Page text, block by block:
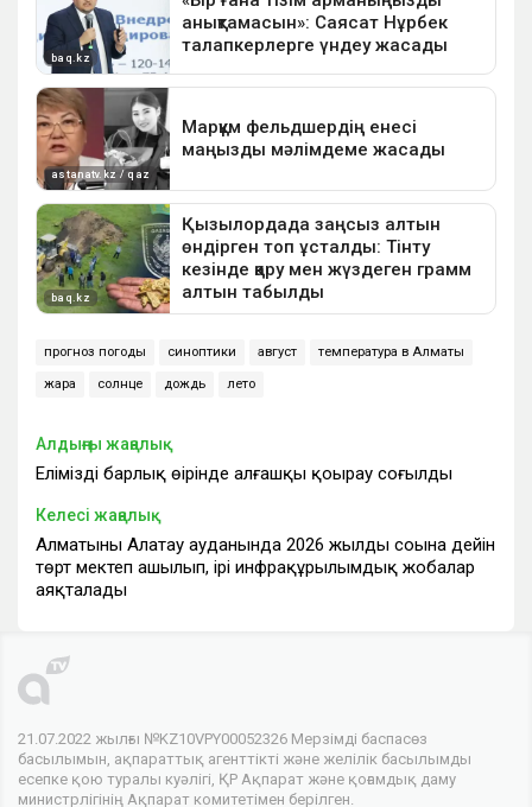
прогноз погоды синоптики август температура в Алматы
жара солнце дождь лето
Алдыңғы жаңалық
Еліміздің барлық өңірінде алғашқы қоңырау соғылды
Келесі жаңалық
Алматының Алатау ауданында 2026 жылдың соңына дейін
төрт мектеп ашылып, ірі инфрақұрылымдық жобалар
аяқталады
21.07.2022 жылғы №KZ10VPY00052326 Мерзімді баспасөз
басылымын, ақпараттық агенттікті және желілік басылымды
есепке қою туралы куәлігі, ҚР Ақпарат және қоғамдық даму
министрлігінің Ақпарат комитетімен берілген.